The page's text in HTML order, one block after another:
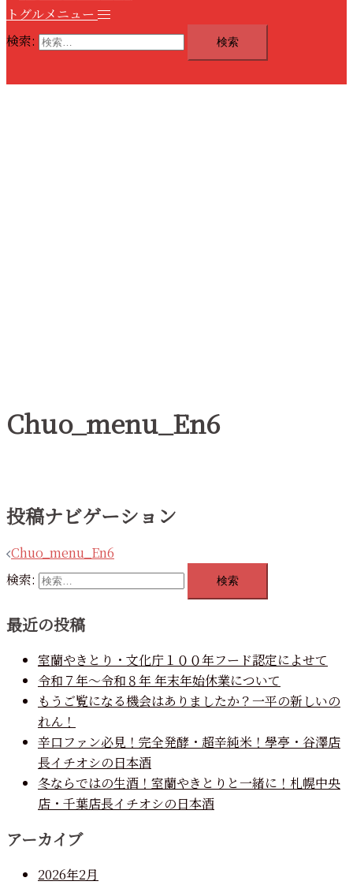
トグルメニュー
検索:
Chuo_menu_En6
投稿ナビゲーション
Chuo_menu_En6
検索:
最近の投稿
室蘭やきとり・文化庁１００年フード認定によせて
令和７年～令和８年 年末年始休業について
もうご覧になる機会はありましたか？一平の新しいの
れん！
辛口ファン必見！完全発酵・超辛純米！學亭・谷澤店
長イチオシの日本酒
冬ならではの生酒！室蘭やきとりと一緒に！札幌中央
店・千葉店長イチオシの日本酒
アーカイブ
2026年2月